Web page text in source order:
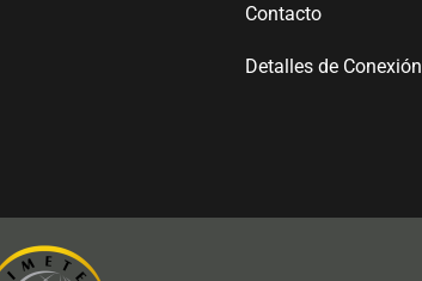
Contacto
Detalles de Conexión